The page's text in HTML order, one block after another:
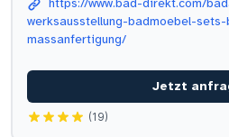
https://www.bad-direkt.com/
werksausstellung-badmoebel-
massanfertigung/
Jetzt
(19)